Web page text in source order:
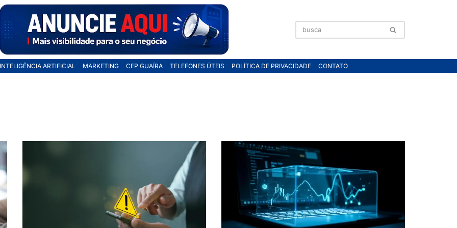
INTELIGÊNCIA ARTIFICIAL MARKETING CEP GUAÍRA TELEFONES ÚTEIS POLÍTICA DE PRIVACIDADE CONTATO